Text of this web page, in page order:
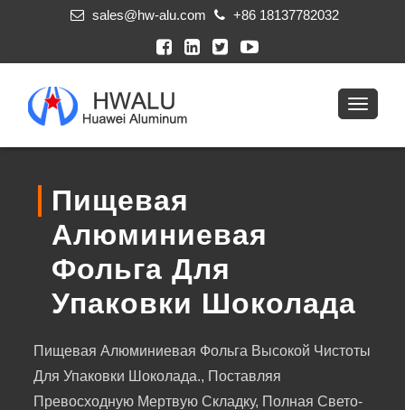
sales@hw-alu.com +86 18137782032
Пищевая
Алюминиевая
Фольга Для
Упаковки Шоколада
Пищевая Алюминиевая Фольга Высокой Чистоты
Для Упаковки Шоколада., Поставляя
Превосходную Мертвую Складку, Полная Свето-